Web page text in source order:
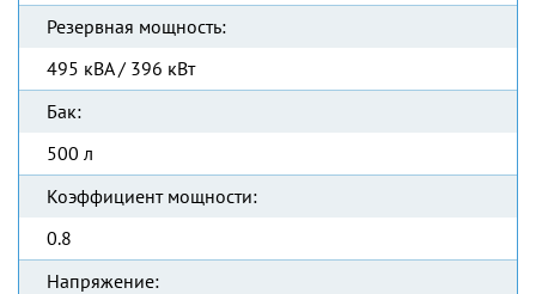
Резервная мощность:
495 кВА / 396 кВт
Бак:
500 л
Коэффициент мощности:
0.8
Напряжение: